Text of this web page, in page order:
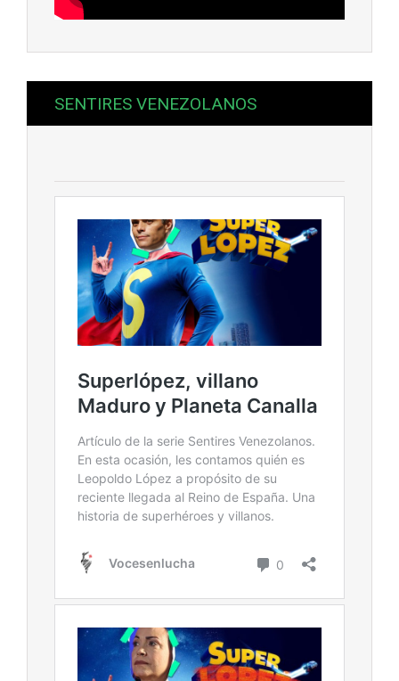
SENTIRES VENEZOLANOS